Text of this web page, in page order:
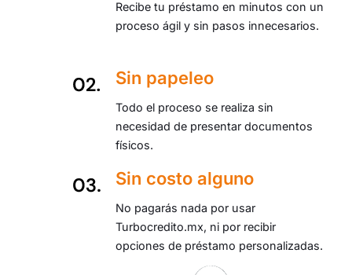
Recibe tu préstamo en minutos con un
proceso ágil y sin pasos innecesarios.
Sin papeleo
Todo el proceso se realiza sin
necesidad de presentar documentos
físicos.
Sin costo alguno
No pagarás nada por usar
Turbocredito.mx, ni por recibir
opciones de préstamo personalizadas.